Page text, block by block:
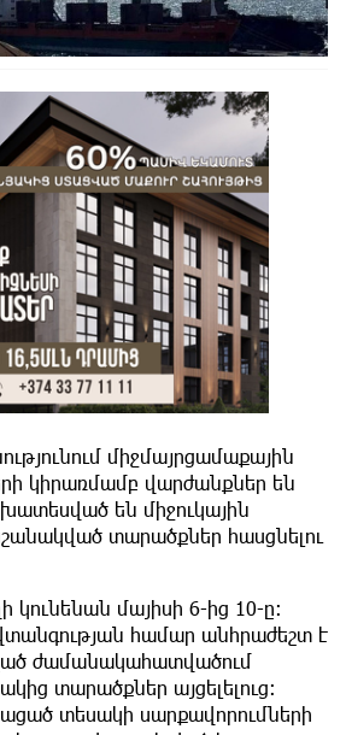
միջմայրցամաքային
կիրառմամբ վարժանքներ են
են միջուկային
տարածքներ հասցնելու
մայիսի 6-ից 10-ը։
համար անհրաժեշտ է
ժամանակահատվածում
տարածքներ այցելելուց։
տեսակի սարքավորումների